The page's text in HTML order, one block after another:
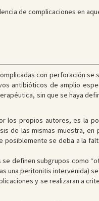
de complicaciones en
con perforación se
antibióticos de amplio
sin que se haya
los propios autores, es la
de las mismas muestra,
se deba a la
definen subgrupos como
una peritonitis intervenida)
y se realizaran a